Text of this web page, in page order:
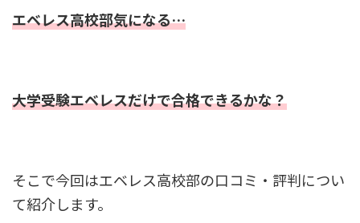
エベレス高校部気になる…
大学受験エベレスだけで合格できるかな？
そこで今回はエベレス高校部の口コミ・評判につい
て紹介します。